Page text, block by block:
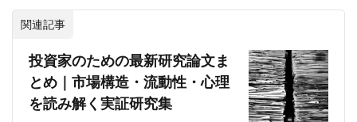
関連記事
投資家のための最新研究論文ま
とめ｜市場構造・流動性・心理
を読み解く実証研究集